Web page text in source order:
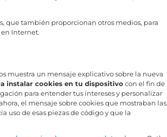
que también proporcionan otros medios, para
Internet.
muestra un mensaje explicativo sobre la nueva
instalar cookies en tu dispositivo con el fin de
para entender tus intereses y personalizar
el mensaje sobre cookies que mostraban las
uso de esas piezas de código y que la